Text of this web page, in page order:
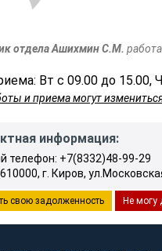
отдела Ашихмин С.М.
Вт с 09.00 до 15.00,
и приема могут
информация:
телефон: +7(8332)48-99-29
г. Киров,
свою задолженность Не могу